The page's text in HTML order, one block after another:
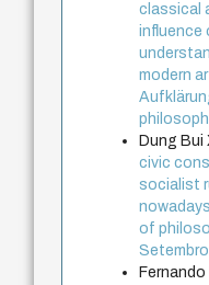
classical
influence
modern
Dung Bui
civic
socialist
of